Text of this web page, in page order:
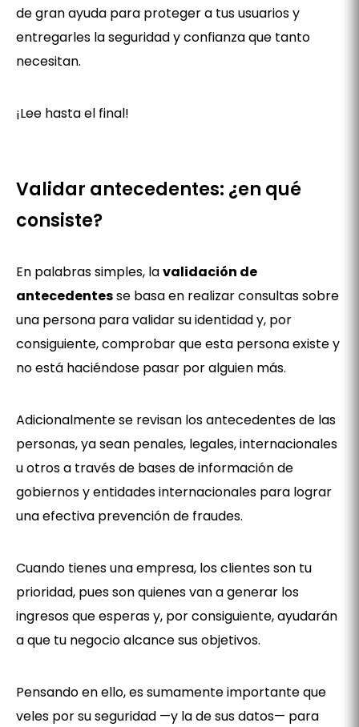
de gran ayuda para proteger a tus usuarios y
entregarles la seguridad y confianza que tanto
necesitan.
¡Lee hasta el final!
Validar antecedentes: ¿en qué
consiste?
En palabras simples, lavalidación de
antecedentesse basa en realizar consultas sobre
una persona para validar su identidad y, por
consiguiente, comprobar que esta persona existe y
no está haciéndose pasar por alguien más.
Adicionalmente se revisan los antecedentes de las
personas, ya sean penales, legales, internacionales
u otros a través de bases de información de
gobiernos y entidades internacionales para lograr
una efectiva prevención de fraudes.
Cuando tienes una empresa, los clientes son tu
prioridad, pues son quienes van a generar los
ingresos que esperas y, por consiguiente, ayudarán
a que tu negocio alcance sus objetivos.
Pensando en ello, es sumamente importante que
veles por su seguridad —y la de sus datos— para